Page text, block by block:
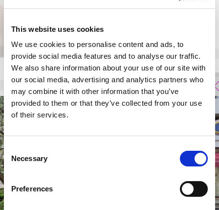
This website uses cookies
We use cookies to personalise content and ads, to
provide social media features and to analyse our traffic.
We also share information about your use of our site with
our social media, advertising and analytics partners who
may combine it with other information that you’ve
provided to them or that they’ve collected from your use
of their services.
Consent
Selection
Necessary
Preferences